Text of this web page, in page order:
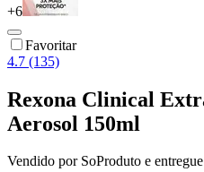
+6
Favoritar
4.7 (135)
Rexona Clinical
Aerosol 150ml
Vendido por SoProduto e